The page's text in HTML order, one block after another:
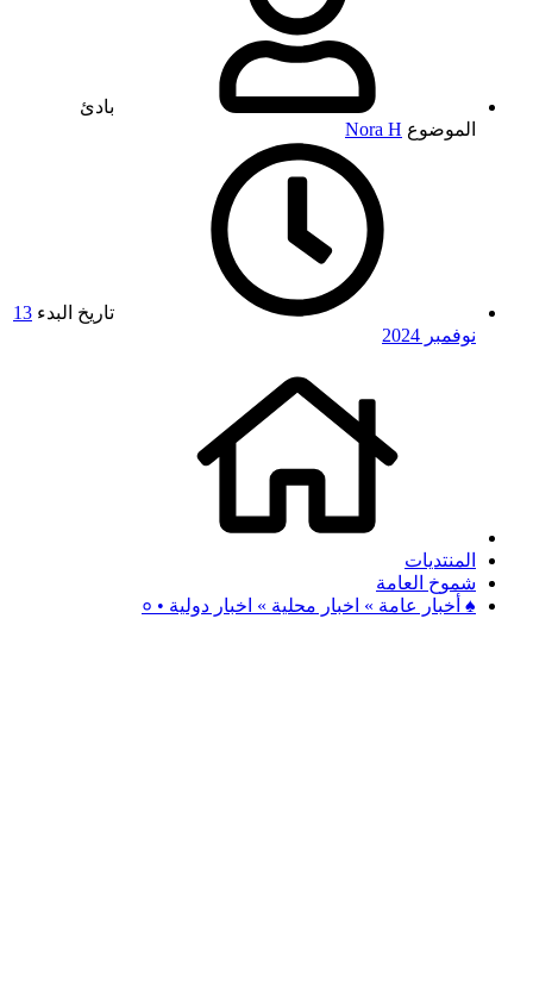
بادئ
الموضوع Nora H
تاريخ البدء 13
نوفمبر 2024
المنتديات
شموخ العامة
♠ أخبار عامة » اخبار محلية » اخبار دولية • ०